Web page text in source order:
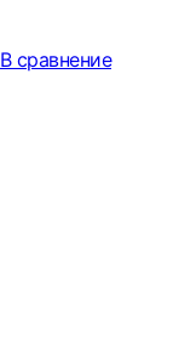
В сравнение